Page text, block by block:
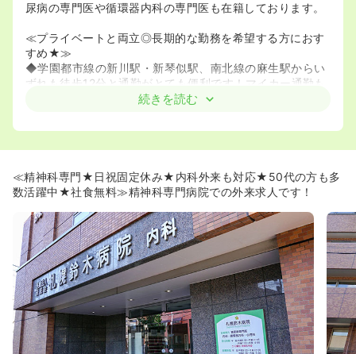
尿病の専門医や循環器内科の専門医も在籍しております。
≪プライベートと両立◎長期的な勤務を希望する方におす
すめ★≫
◆学園都市線の新川駅・新琴似駅、南北線の麻生駅からい
ずれも徒歩12分と通勤がとても便利です！マイカー通勤も
りの時間も大切にされたい方にぴったりです！
≪働きやすい職場です！≫
ても低く、長く勤務しやすい環境が整っております。
・看護師で20年以上ご勤務されているような方もいらっし
ゃいます。（70代で夜勤をされている方もいるようで
す！）
≪定年後も長く勤務し易いです≫
◆60歳定年ですが、再雇用後も月給制でお給与は支給され
ます。60歳時点での月給がそのまま減額なく支給となりま
すので、再雇用後もしっかり収入を確保できますので安心
続きを読む
≪精神科専門★日祝固定休み★内科外来も対応★50代の方も多
数活躍中★社食無料≫精神科専門病院での外来求人です！